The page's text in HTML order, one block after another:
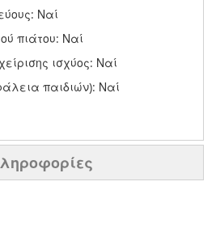
Ναί
πιάτου: Ναί
ισχύος: Ναί
παιδιών): Ναί